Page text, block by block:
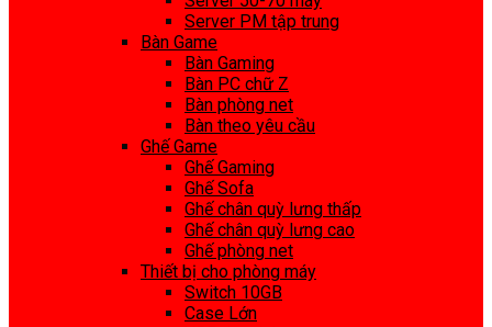
Server PM tập trung
Bàn Game
Bàn Gaming
Bàn PC chữ Z
Bàn phòng net
Bàn theo yêu cầu
Ghế Game
Ghế Gaming
Ghế Sofa
Ghế chân quỳ lưng thấp
Ghế chân quỳ lưng cao
Ghế phòng net
Thiết bị cho phòng máy
Switch 10GB
Case Lớn